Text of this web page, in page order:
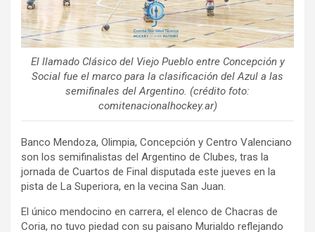
El llamado Clásico del Viejo Pueblo entre Concepción y
Social fue el marco para la clasificación del Azul a las
semifinales del Argentino. (crédito foto:
comitenacionalhockey.ar)
Banco Mendoza, Olimpia, Concepción y Centro Valenciano
son los semifinalistas del Argentino de Clubes, tras la
jornada de Cuartos de Final disputada este jueves en la
pista de La Superiora, en la vecina San Juan.
El único mendocino en carrera, el elenco de Chacras de
Coria, no tuvo piedad con su paisano Murialdo reflejando